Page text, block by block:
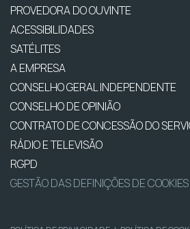
PROVEDORA DO OUVINTE
ACESSIBILIDADES
SATÉLITES
A EMPRESA
CONSELHO GERAL INDEPENDENTE
CONSELHO DE OPINIÃO
CONTRATO DE CONCESSÃO DO
RÁDIO E TELEVISÃO
RGPD
GESTÃO DAS DEFINIÇÕES DE COOKIES